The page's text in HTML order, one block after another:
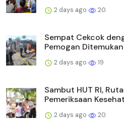
2 days ago 20
Sempat Cekcok
Pemogan Ditemukan
2 days ago 19
Sambut HUT RI,
Pemeriksaan
2 days ago 20